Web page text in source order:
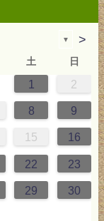
▼ >
土 日
1 2
8 9
15 16
22 23
29 30